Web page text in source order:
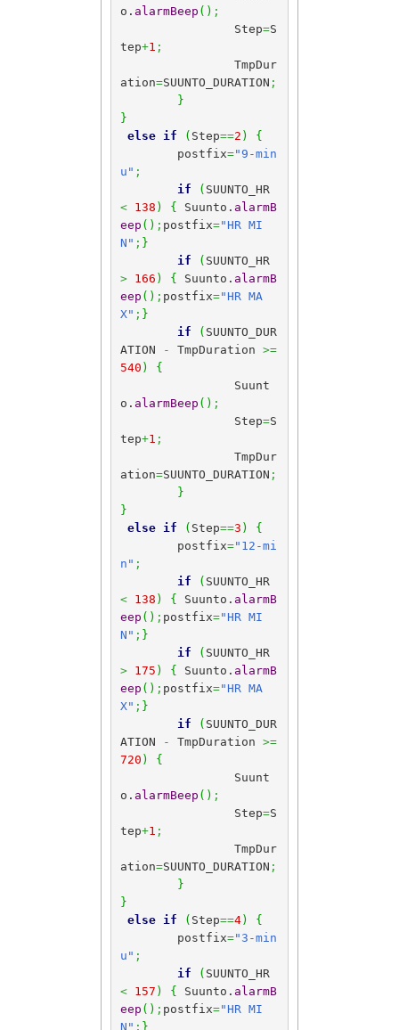
o. alarmBeep ( ) ;
		Step
=S
tep+1 ;
ation=SUUNTO_DURATION ;
}
}
else
if ( Step==2 )
{
	postfix
="9-min
u" ;
if
(
<
138 ) { Suunto. alarmB
eep ( ) ; postfix="HR MI
N" ; }
if
(
>
166 ) { Suunto. alarmB
eep ( ) ; postfix="HR MA
X" ; }
if
( SUUNTO_DUR
ATION
- TmpDuration >=
540 )
{
o. alarmBeep ( ) ;
		Step
=S
tep+1 ;
ation=SUUNTO_DURATION ;
}
}
else
if ( Step==3 )
{
	postfix
="12-mi
n" ;
if
(
<
138 ) { Suunto. alarmB
eep ( ) ; postfix="HR MI
N" ; }
if
(
>
175 ) { Suunto. alarmB
eep ( ) ; postfix="HR MA
X" ; }
if
( SUUNTO_DUR
ATION
- TmpDuration >=
720 )
{
o. alarmBeep ( ) ;
		Step
=S
tep+1 ;
ation=SUUNTO_DURATION ;
}
}
else
if ( Step==4)
{
	postfix
="3-min
u" ;
if
(
<
157 ) { Suunto. alarmB
eep ( ) ; postfix="HR MI
N" ; }